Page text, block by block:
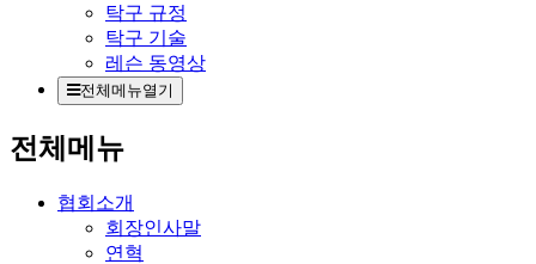
탁구 규정
탁구 기술
레슨 동영상
전체메뉴열기
전체메뉴
협회소개
회장인사말
연혁